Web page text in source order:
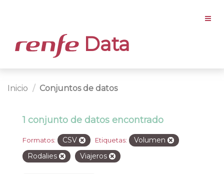
Data
Inicio Conjuntos de datos
1 conjunto de datos encontrado
Formatos: CSV Etiquetas:
Volumen
Rodalies
Viajeros